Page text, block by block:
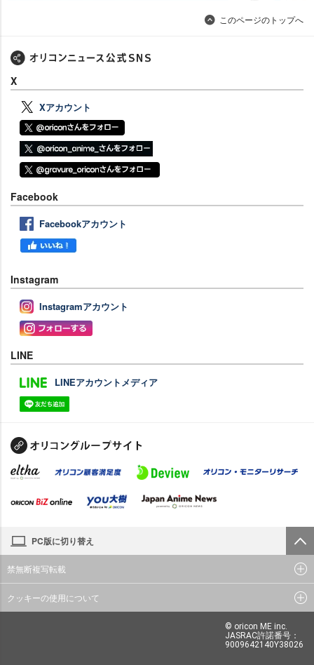
このページのトップへ
X
Xアカウント
Facebook
Facebookアカウント
Instagram
Instagramアカウント
LINE
LINEアカウントメディア
PC版に切り替え
禁無断複写転載
クッキーの使用について
© oricon ME inc.
JASRAC許諾番号：
9009642140Y38026